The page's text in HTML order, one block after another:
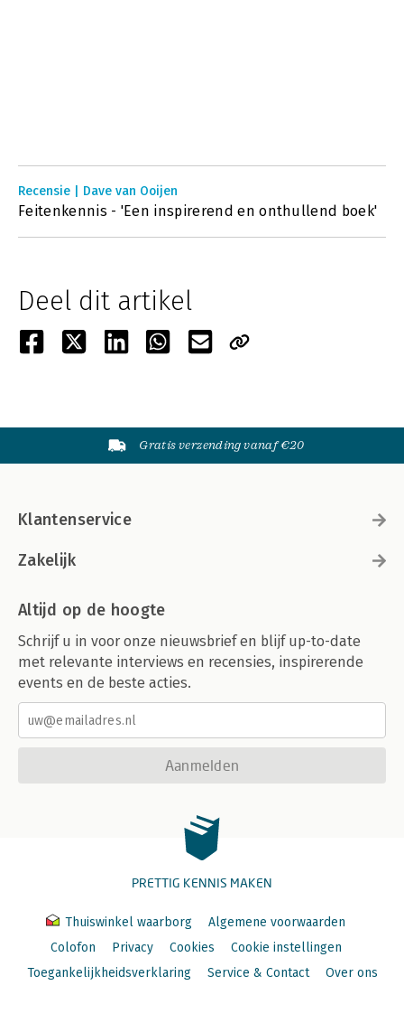
Recensie | Dave van Ooijen
Feitenkennis - 'Een inspirerend en onthullend boek'
Deel dit artikel
Gratis verzending vanaf €20
Klantenservice
Zakelijk
Altijd op de hoogte
Schrijf u in voor onze nieuwsbrief en blijf up-to-date
met relevante interviews en recensies, inspirerende
events en de beste acties.
Aanmelden
PRETTIG KENNIS MAKEN
Thuiswinkel waarborg
Algemene voorwaarden
Colofon
Privacy Cookies
Cookie instellingen
Toegankelijkheidsverklaring
Service & Contact Over ons